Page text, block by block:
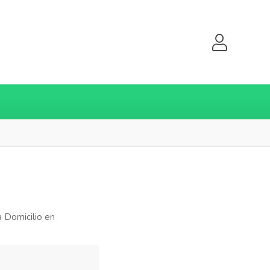
Domicilio en